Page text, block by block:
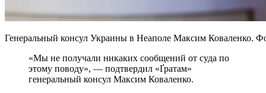
Генеральный консул Украины в Неаполе Максим Коваленко.
«Мы не получали никаких сообщений от суда по
этому поводу», — подтвердил «Ґратам»
генеральный консул Максим Коваленко.